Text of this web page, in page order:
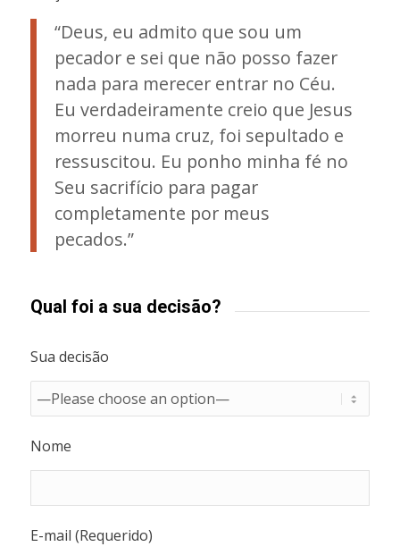
“Deus, eu admito que sou um
pecador e sei que não posso fazer
nada para merecer entrar no Céu.
Eu verdadeiramente creio que Jesus
morreu numa cruz, foi sepultado e
ressuscitou. Eu ponho minha fé no
Seu sacrifício para pagar
completamente por meus
pecados.”
Qual foi a sua decisão?
Sua decisão
Nome
E-mail (Requerido)